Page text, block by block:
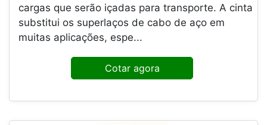
cargas que serão içadas para transporte. A cinta
substitui os superlaços de cabo de aço em
muitas aplicações, espe...
Cotar agora